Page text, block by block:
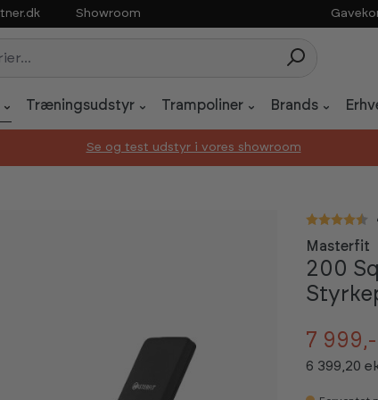
Showroom
Træningsudstyr Trampoliner Brands
Se og test udstyr i vores showroom
Masterfit
200
7 999,-
6 399,20